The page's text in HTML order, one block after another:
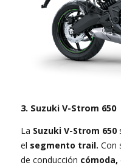
3. Suzuki V-Strom 650
La Suzuki V-Strom 650
el segmento trail. Con
de conducción cómoda,